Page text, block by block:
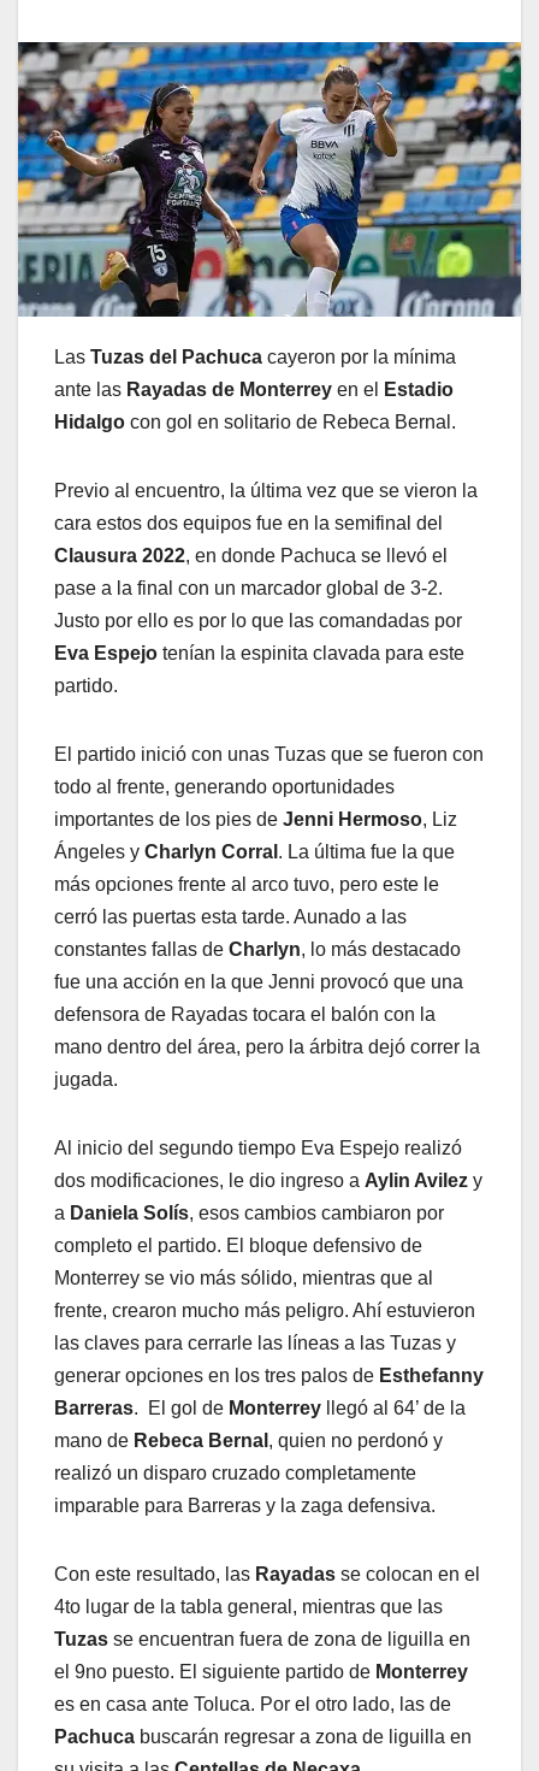
Las Tuzas del Pachuca cayeron por la mínima
ante las Rayadas de Monterrey en el
Estadio
Hidalgo con gol en solitario de Rebeca Bernal.
Previo al encuentro, la última vez que se vieron la
cara estos dos equipos fue en la semifinal del
Clausura 2022, en donde Pachuca se llevó el
pase a la final con un marcador global de 3-2.
Justo por ello es por lo que las comandadas por
Eva Espejo tenían la espinita clavada para este
partido.
El partido inició con unas Tuzas que se fueron con
todo al frente, generando oportunidades
importantes de los pies de Jenni Hermoso, Liz
Ángeles y Charlyn Corral . La última fue la que
más opciones frente al arco tuvo, pero este le
cerró las puertas esta tarde. Aunado a las
constantes fallas de Charlyn, lo más destacado
fue una acción en la que Jenni provocó que una
defensora de Rayadas tocara el balón con la
mano dentro del área, pero la árbitra dejó correr la
jugada.
Al inicio del segundo tiempo Eva Espejo realizó
dos modificaciones, le dio ingreso a Aylin Avilez y
a Daniela Solís, esos cambios cambiaron por
completo el partido. El bloque defensivo de
Monterrey se vio más sólido, mientras que al
frente, crearon mucho más peligro. Ahí estuvieron
las claves para cerrarle las líneas a las Tuzas y
generar opciones en los tres palos de Esthefanny
Barreras. El gol de Monterrey llegó al 64’ de la
mano de Rebeca Bernal , quien no perdonó y
realizó un disparo cruzado completamente
imparable para Barreras y la zaga defensiva.
Con este resultado, las Rayadas se colocan en el
4to lugar de la tabla general, mientras que las
Tuzas se encuentran fuera de zona de liguilla en
el 9no puesto. El siguiente partido de Monterrey
es en casa ante Toluca. Por el otro lado, las de
Pachuca buscarán regresar a zona de liguilla en